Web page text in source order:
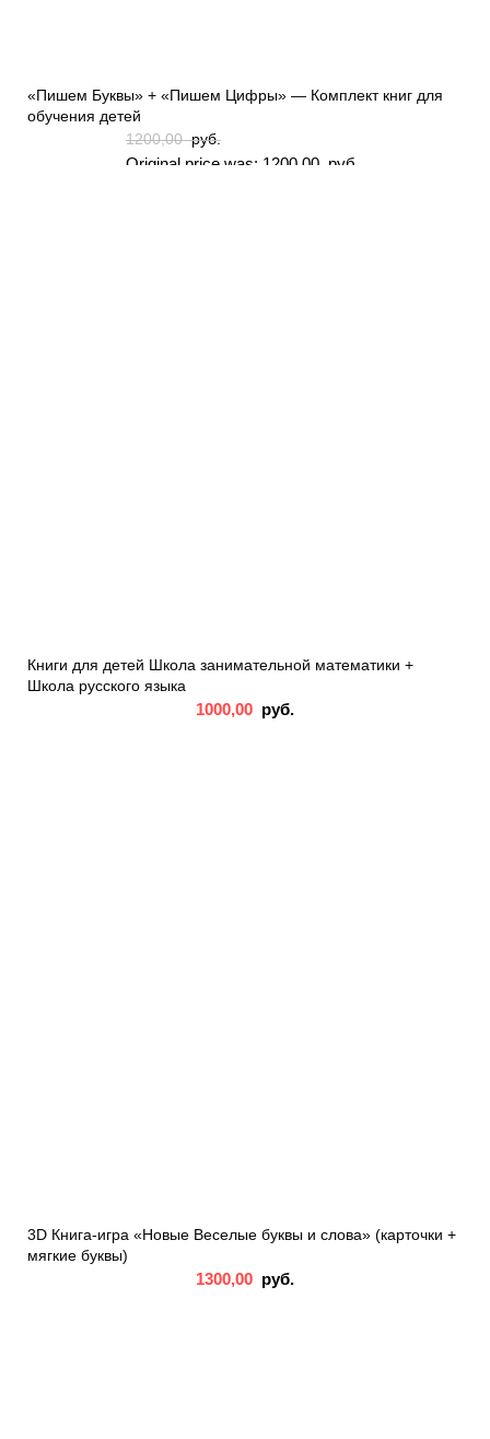
«Пишем Буквы» + «Пишем Цифры» — Комплект книг для
обучения детей
1200,00руб.
Original price was: 1200,00 руб..
Книги для детей Школа занимательной математики +
Школа русского языка
1000,00 руб.
3D Книга-игра «Новые Веселые буквы и слова» (карточки +
мягкие буквы)
1300,00 руб.